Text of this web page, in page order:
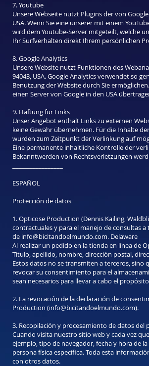
7. Youtube
Unsere Webseite nutzt Plugins der von
USA. Wenn Sie eine unserer mit einem
wird dem Youtube-Server mitgeteilt, welche
Ihr Surfverhalten direkt Ihrem persönlichen
8. Google Analytics
Unsere Website nutzt Funktionen des
94043, USA. Google Analytics verwendet so
Benutzung der Website durch Sie
einen Server von Google in den USA
9. Haftung für Links
Unser Angebot enthält Links zu externen
keine Gewähr übernehmen. Für die Inhalte
wurden zum Zeitpunkt der Verlinkung auf
Eine permanente inhaltliche Kontrolle der
Bekanntwerden von Rechtsverletzungen
ESPAÑOL
Protección de datos
1. Opticose Production (Dennis Kailing,
contractuales y para el manejo de consultas
de info@bicitandoelmundo.com. Delaware
Al realizar un pedido en la tienda en línea de
Título, apellido, nombre, dirección postal,
Estos datos no se transmiten a terceros, sino
revocar su consentimiento para el
sean necesarios para llevar a cabo el
2. La revocación de la declaración de
Production (info@bicitandoelmundo.com).
3. Recopilación y procesamiento de datos
Cuando visita nuestro sitio web y cada vez
ejemplo, tipo de navegador, fecha y hora de
persona física específica. Toda esta
con otros datos.